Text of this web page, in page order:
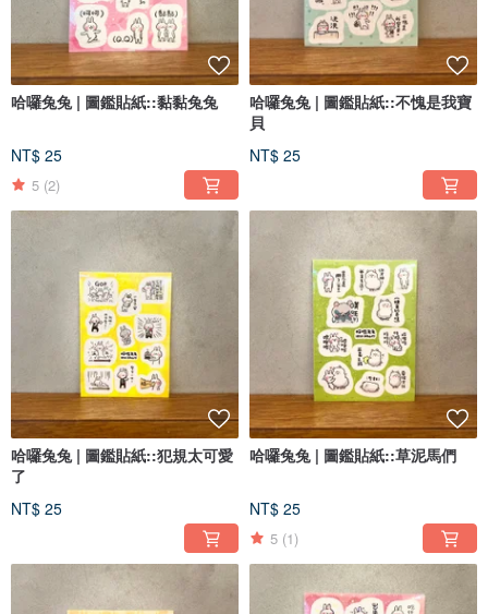
哈囉兔兔 | 圖鑑貼紙::黏黏兔兔
NT$ 25
5 (2)
哈囉兔兔 | 圖鑑貼紙::不愧是我寶
貝
NT$ 25
哈囉兔兔 | 圖鑑貼紙::犯規太可愛
了
NT$ 25
哈囉兔兔 | 圖鑑貼紙::草泥馬們
NT$ 25
5 (1)